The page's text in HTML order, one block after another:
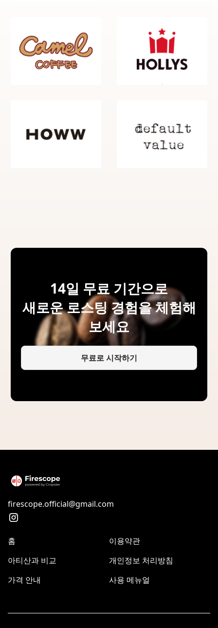
14일 무료 기간으로
새로운 로스팅 경험을 체험해
보세요
무료로 시작하기
firescope.official@gmail.com
홈
아티산과 비교
가격 안내
이용약관
개인정보 처리방침
사용 메뉴얼